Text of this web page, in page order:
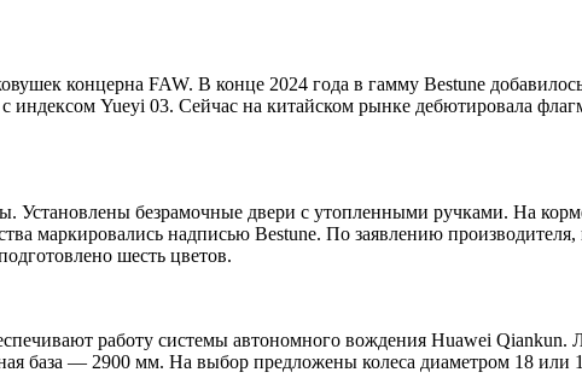
концерна FAW. В конце 2024 года в гамму Bestune
Yueyi 03. Сейчас на китайском рынке дебютировала
Установлены безрамочные двери с утопленными ручками. На
маркировались надписью Bestune. По заявлению производителя,
шесть цветов.
работу системы автономного вождения Huawei Qiankun.
— 2900 мм. На выбор предложены колеса диаметром 18 или